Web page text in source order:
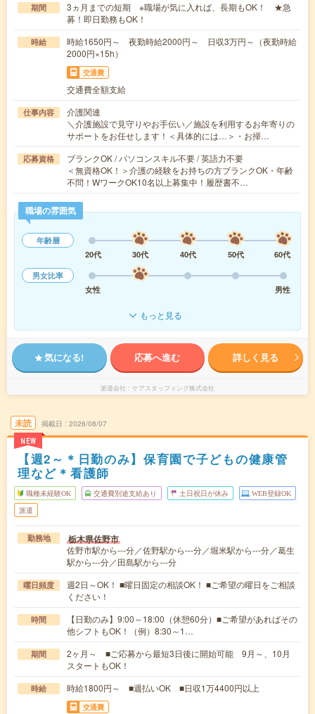
期間
3ヵ月までの短期 ※職場が気に入れば、長期もOK！ ★急
募！即日勤務もOK！
時給
時給1650円～ 夜勤時給2000円～ 日収3万円～（夜勤時給
2000円×15h）
交通費
交通費全額支給
仕事内容
介護関連
＼介護施設で見守りやお手伝い／施設を利用するお年寄りの
サポートをお任せします！＜具体的には…＞・お掃…
応募資格
ブランクOK / パソコンスキル不要 / 英語力不要
＜無資格OK！＞介護の経験をお持ちの方ブランクOK・年齢
不問！WワークOK10名以上募集中！履歴書不…
職場の雰囲気
年齢層
20代
30代 40代 50代
60代
男女比率
女性
男性
もっと見る
気になる! 応募へ進む 詳しく見る
派遣会社 ケアスタッフィング株式会社
未読
NEW
掲載日 2026/08/07
【週2～＊日勤のみ】保育園で子どもの健康管
理など＊看護師
職種未経験OK 交通費別途支給あり 土日祝日が休み WEB登録OK
派遣
勤務地 栃木県佐野市
佐野市駅から---分／佐野駅から---分／堀米駅から---分／葛生
駅から---分／田島駅から---分
曜日頻度
週2日～OK！ ■曜日固定の相談OK！ ■ご希望の曜日をご相談
ください！
時間
【日勤のみ】9:00～18:00（休憩60分）■ご希望があればその
他シフトもOK！（例）8:30～1…
期間
2ヶ月～ ■ご応募から最短3日後に開始可能 9月～、10月
スタートもOK！
時給 時給1800円～ ■週払いOK ■日収1万4400円以上
交通費